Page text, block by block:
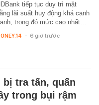
tiếp tục duy trì mặt
lãi suất huy động khá cạnh
trong đó mức cao nhất…
- 6 giờ trước
tra tấn, quấn
trong bụi rậm